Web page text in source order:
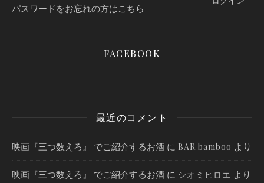
パスワードをお忘れの方はこちら
FACEBOOK
最近のコメント
映画『三つ数えろ』 でご紹介するお酒 に BAR bamboo より
映画『三つ数えろ』 でご紹介するお酒 に シオミヒロエ より